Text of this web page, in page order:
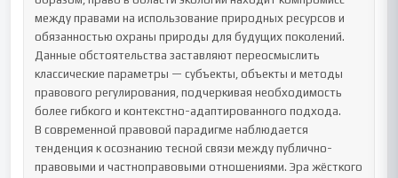
между правами на использование природных ресурсов и
обязанностью охраны природы для будущих поколений.
Данные обстоятельства заставляют переосмыслить
классические параметры — субъекты, объекты и методы
правового регулирования, подчеркивая необходимость
более гибкого и контекстно-адаптированного подхода.
В современной правовой парадигме наблюдается
тенденция к осознанию тесной связи между публично-
правовыми и частноправовыми отношениями. Эра жёсткого